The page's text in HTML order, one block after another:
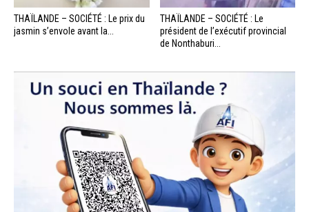
THAÏLANDE – SOCIÉTÉ : Le prix du
jasmin s’envole avant la...
THAÏLANDE – SOCIÉTÉ : Le
président de l’exécutif provincial
de Nonthaburi...